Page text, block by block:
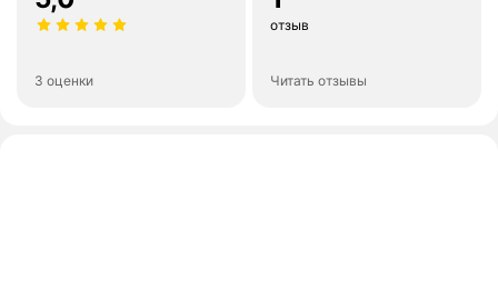
3 оценки
отзыв
Читать отзывы